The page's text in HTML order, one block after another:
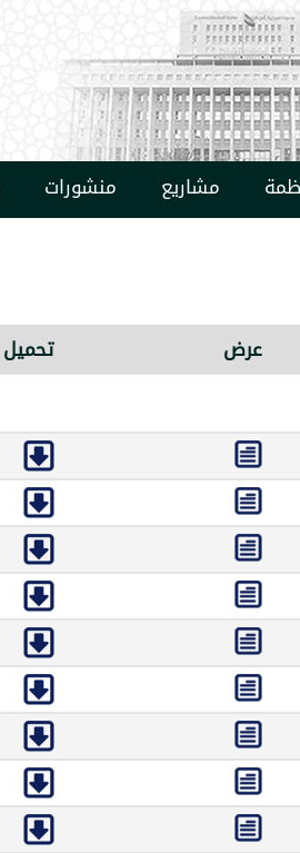
مشاريع منشورات
عرض تحميل